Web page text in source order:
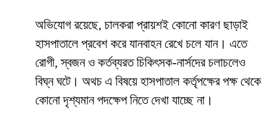
অভিযোগ রয়েছে, চালকরা প্রায়শই কোনো কারণ ছাড়াই
হাসপাতালে প্রবেশ করে যানবাহন রেখে চলে যান। এতে
রোগী, স্বজন ও কর্তব্যরত চিকিৎসক-নার্সদের চলাচলেও
বিঘ্ন ঘটে। অথচ এ বিষয়ে হাসপাতাল কর্তৃপক্ষের পক্ষ থেকে
কোনো দৃশ্যমান পদক্ষেপ নিতে দেখা যাচ্ছে না।